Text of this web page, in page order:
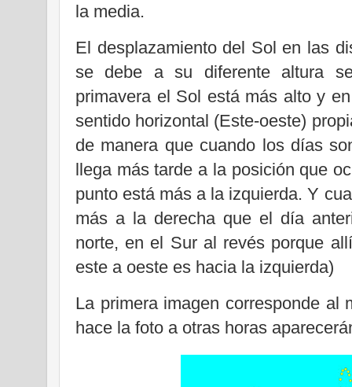
la media.
El desplazamiento del Sol en las
se debe a su diferente altura
primavera el Sol está más alto y
sentido horizontal (Este-oeste)
de manera que cuando los días
llega más tarde a la posición que
punto está más a la izquierda. Y
más a la derecha que el día
norte, en el Sur al revés porque
este a oeste es hacia la izquierda)
La primera imagen corresponde al
hace la foto a otras horas